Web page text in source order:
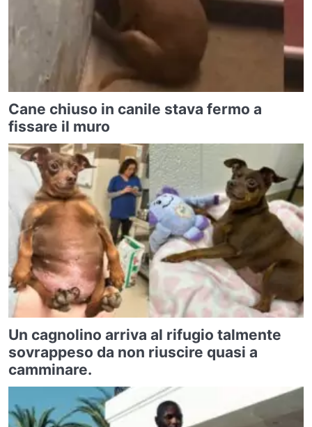
Cane chiuso in canile stava fermo a
fissare il muro
Un cagnolino arriva al rifugio talmente
sovrappeso da non riuscire quasi a
camminare.